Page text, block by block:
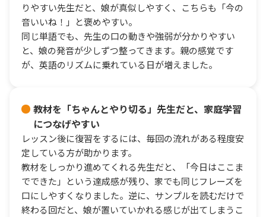
りやすい先生だと、娘が真似しやすく、こちらも「今の
音いいね！」と褒めやすい。
同じ単語でも、先生の口の動きや強弱が分かりやすい
と、娘の発音が少しずつ整ってきます。親の感覚です
が、英語のリズムに乗れている日が増えました。
教材を「ちゃんとやり切る」先生だと、家庭学習
につなげやすい
レッスン後に復習をするには、毎回の流れがある程度安
定している方が助かります。
教材をしっかり進めてくれる先生だと、「今日はここま
でできた」という達成感が残り、家でも同じフレーズを
口にしやすくなりました。逆に、サンプルを読むだけで
終わる回だと、娘が置いていかれる感じが出てしまうこ